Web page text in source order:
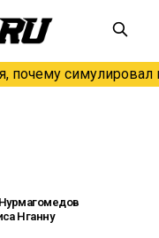
почему симулировал
Нганну